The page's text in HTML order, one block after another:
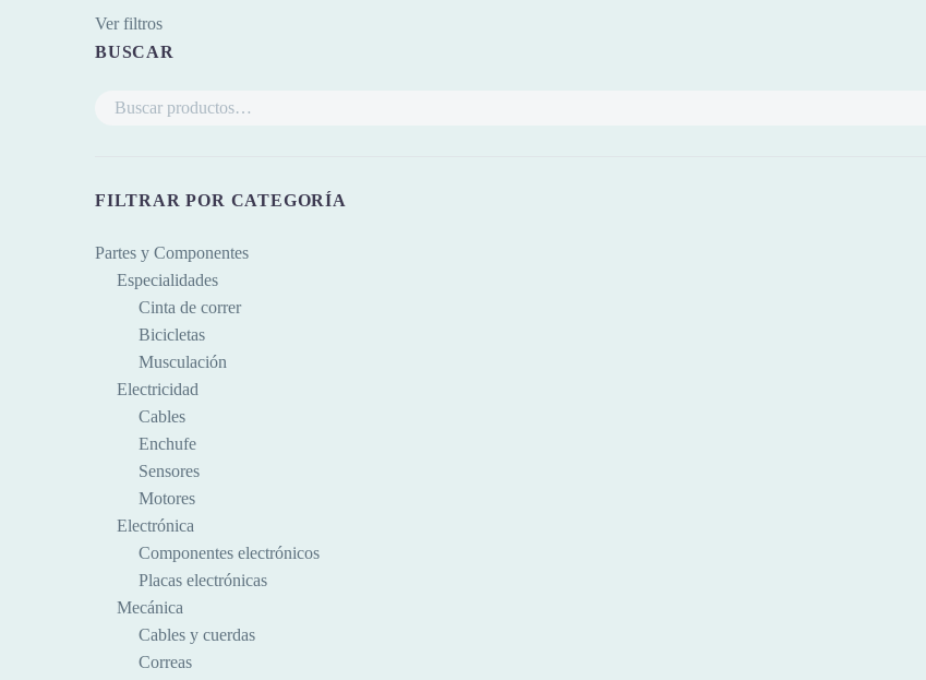
Ver filtros
BUSCAR
FILTRAR POR CATEGORÍA
Partes y Componentes
Especialidades
Cinta de correr
Bicicletas
Musculación
Electricidad
Cables
Enchufe
Sensores
Motores
Electrónica
Componentes electrónicos
Placas electrónicas
Mecánica
Cables y cuerdas
Correas